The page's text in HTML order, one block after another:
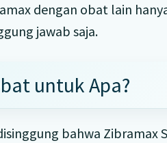
dengan obat lain
jawab saja.
untuk Apa?
bahwa